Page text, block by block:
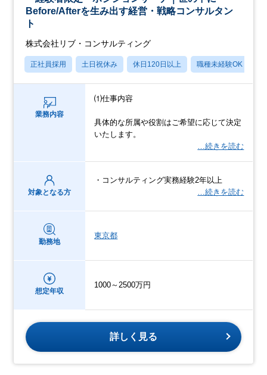
Before/Afterを生み出す経営・戦略コンサルタン
ト
株式会社リブ・コンサルティング
正社員採用 土日祝休み 休日120日以上 職種未経験OK
業務内容
⑴仕事内容
具体的な所属や役割はご希望に応じて決定
いたします。
…続きを読む
対象となる方
・コンサルティング実務経験2年以上
…続きを読む
勤務地
東京都
想定年収
1000～2500万円
詳しく見る